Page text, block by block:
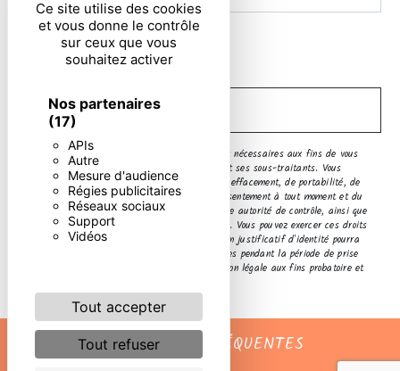
Ce site utilise des cookies
et vous donne le contrôle
sur ceux que vous
souhaitez activer
Nos partenaires
(17)
APIs
Autre
Mesure d'audience
Régies publicitaires
Réseaux sociaux
Support
Vidéos
Tout accepter
Tout refuser
En cochant cette case, j'accepte les conditions
particulières ci-dessous **
** Les données personnelles communiquées sont nécessaires aux fins de vous
contacter. Elles sont destinées à l'entreprise et ses sous-traitants. Vous
disposez de droits d’accès, de rectification, d’effacement, de portabilité, de
limitation, d’opposition, de retrait de votre consentement à tout moment et du
droit d’introduire une réclamation auprès d’une autorité de contrôle, ainsi que
d’organiser le sort de vos données post-mortem. Vous pouvez exercer ces droits
par voie postale ou par courrier électronique. Un justificatif d'identité pourra
vous être demandé. Nous conservons vos données pendant la période de prise
de contact puis pendant la durée de prescription légale aux fins probatoire et
RECHERCHES FRÉQUENTES